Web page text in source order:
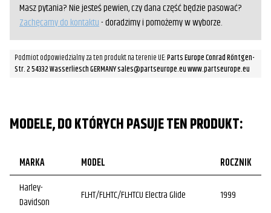
Masz pytania? Nie jesteś pewien, czy dana część będzie pasować?
Zachęcamy do kontaktu- doradzimy i pomożemy w wyborze.
Podmiot odpowiedzialny za ten produkt na terenie UE:Parts Europe Conrad Röntgen-
Str. 2 54332 Wasserliesch GERMANY sales@partseurope.eu www.partseurope.eu
MODELE, DO KTÓRYCH PASUJE TEN PRODUKT:
MARKA MODEL
ROCZNIK
Harley-
Davidson
FLHT/FLHTC/FLHTCU Electra Glide 1999